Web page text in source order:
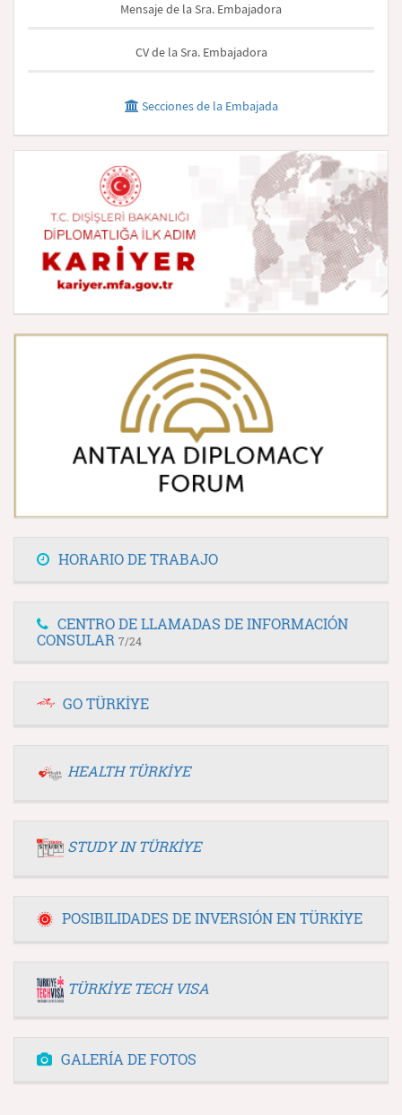
Mensaje de la Sra. Embajadora
CV de la Sra. Embajadora
Secciones de la Embajada
HORARIO DE TRABAJO
CENTRO DE LLAMADAS DE INFORMACIÓN
CONSULAR 7/24
GO TÜRKİYE
HEALTH TÜRKİYE
STUDY IN TÜRKİYE
POSIBILIDADES DE INVERSIÓN EN TÜRKİYE
TÜRKİYE TECH VISA
GALERÍA DE FOTOS